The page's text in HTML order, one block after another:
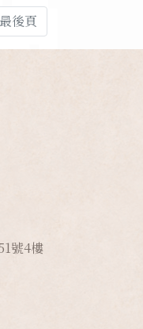
最後頁
號4樓